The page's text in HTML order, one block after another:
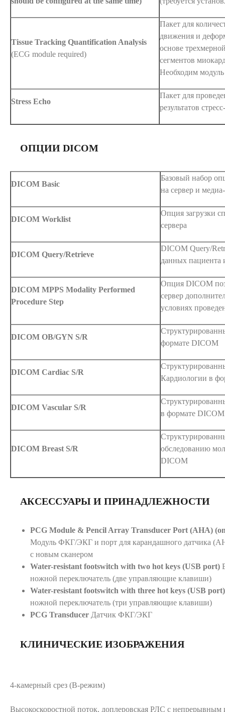
Tissue Tracking Quantification Analysis
(ECG module required)
Пакет для
движения и
основе
сегментов
Необходим
Stress Echo
Пакет для
результатов
ОПЦИИ DICOM
DICOM Basic
Базовый набор
на сервер и
DICOM Worklist
Опция загрузки
сервера
DICOM Query/Retrieve
DICOM Query/
данных пациента
DICOM MPPS Modality Performed
Procedure Step
Опция DICOM
сервер
условиях
DICOM OB/GYN S/R
формате DICOM
DICOM Cardiac S/R
Кардиологии в
DICOM Vascular S/R
в формате DICOM
DICOM Breast S/R
обследованию
DICOM
АКСЕССУАРЫ И ПРИНАДЛЕЖНОСТИ
PCG Module & Pencil Array Transducer Port (AHA)
Модуль ФКГ/ЭКГ и порт для карандашного датчика
с новым сканером
Water-resistant footswitch with two hot keys (USB port)
ножной переключатель (две управляющие клавиши)
Water-resistant footswitch with three hot keys (USB port)
ножной переключатель (три управляющие клавиши)
PCG Transducer Датчик ФКГ/ЭКГ
КЛИНИЧЕСКИЕ ИЗОБРАЖЕНИЯ
4-камерный срез (B-режим)
Высокоскоростной поток, доплеровская РЛС с непрерывным